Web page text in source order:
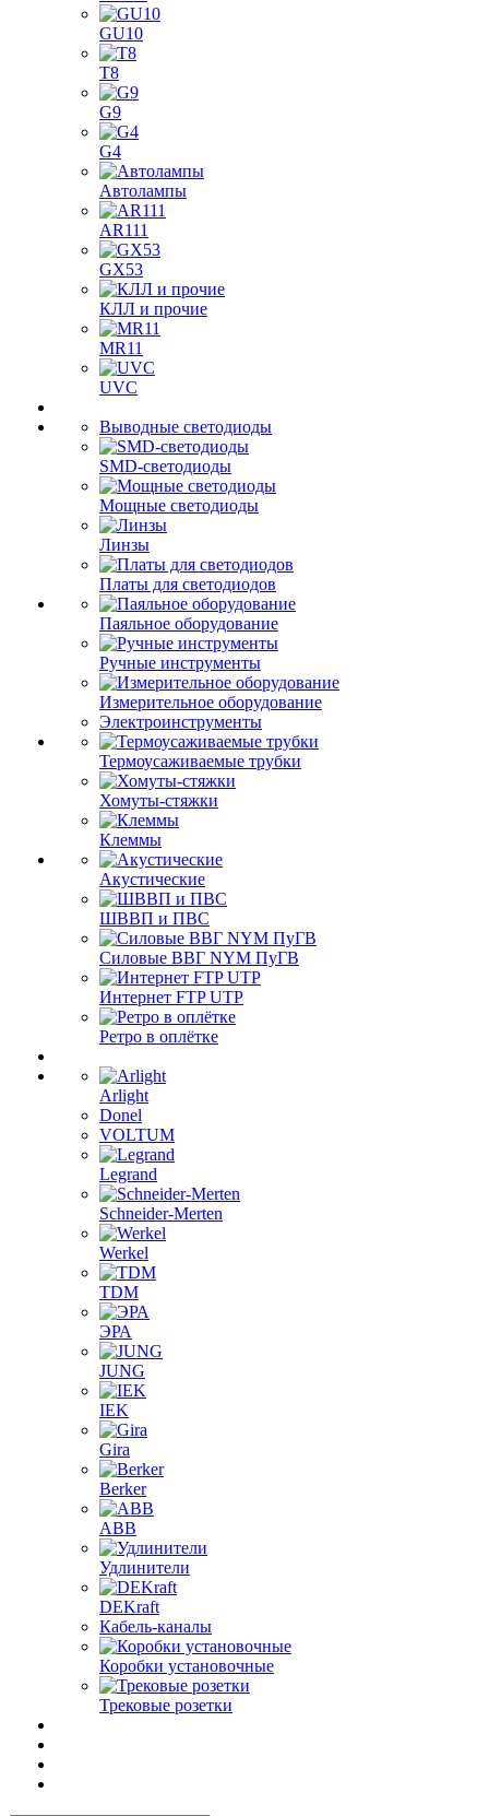
GU10
T8
G9
G4
Автолампы
AR111
GX53
КЛЛ и прочие
MR11
UVC
Выводные светодиоды
SMD-светодиоды
Мощные светодиоды
Линзы
Платы для светодиодов
Паяльное оборудование
Ручные инструменты
Измерительное оборудование
Электроинструменты
Термоусаживаемые трубки
Хомуты-стяжки
Клеммы
Акустические
ШВВП и ПВС
Силовые ВВГ NYM ПуГВ
Интернет FTP UTP
Ретро в оплётке
Arlight
Donel
VOLTUM
Legrand
Schneider-Merten
Werkel
TDM
ЭРА
JUNG
IEK
Gira
Berker
ABB
Удлинители
DEKraft
Кабель-каналы
Коробки установочные
Трековые розетки